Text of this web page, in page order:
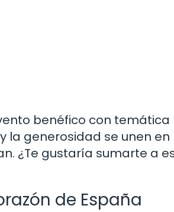
benéfico con temática
la generosidad se unen en
¿Te gustaría sumarte a
de España